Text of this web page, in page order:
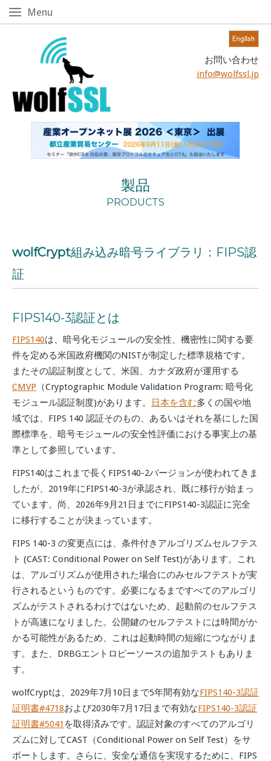
Skip
お問い合わせ
info@wolfssl.jp
Menu
製品
PRODUCTS
wolfCrypt組み込み暗号ライブラリ：FIPS認
証
FIPS140-3認証とは
FIPS140は、 暗号化モジュールの安全性、機密性に関する要
件を定める米国政府機関のNISTが制定した標準規格です。
またその認証制度として、米国、カナダ政府が運用する
CMVP （Cryptographic Module Validation Program: 暗号化
モジュール認証制度)があります。 日本を含む多くの国や地
域では、FIPS 140 認証そのもの、あるいはそれを基にした国
際標準を、暗号モジュールの安全性評価における事実上の基
準として参照しています。
FIPS140はこれまで長くFIPS140-2バージョンが使われてきま
したが、2019年にFIPS140-3が承認され、既に移行が始まっ
ています。尚、2026年9月21日までにFIPS140-3認証に完全
に移行することが決まっています。
FIPS 140-3 の変更点には、条件付きアルゴリズムセルフテス
ト (CAST: Conditional Power on Self Test)があります。これ
は、アルゴリズムが使用された場合にのみセルフテストが実
行されるというものです。必要になるまですべてのアルゴリ
ズムがテストされるわけではないため、起動前のセルフテス
トが高速になりました。公開鍵のセルフテストには時間がか
かる可能性があるため、これは起動時間の短縮につながりま
す。また、DRBGエントロピーソースの追加テストもありま
す。
wolfCryptは、2029年7月10日まで5年間有効なFIPS140-3認証
証明書#4718および2030年7月17日まで有効なFIPS140-3認証
証明書#5041 を取得済みです。 認証対象のすべてのアルゴリ
ズムに対してCAST（Conditional Power on Self Test）をサ
ポートします。
さらに、安全な通信を実現するために、FIPS